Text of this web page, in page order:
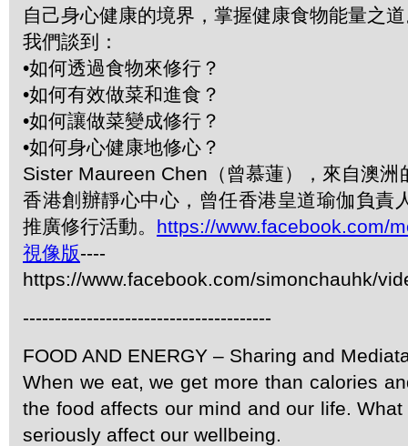
自己身心健康的境界，掌握健康食物能量之
我們談到：
•如何透過食物來修行？
•如何有效做菜和進食？
•如何讓做菜變成修行？
•如何身心健康地修心？
Sister Maureen Chen（曾慕蓮），來自澳洲
香港創辦靜心中心，曾任香港皇道瑜伽負責
推廣修行活動。 https://www.facebook.com/
視像版----
https://www.facebook.com/simonchauhk/
---------------------------------------
FOOD AND ENERGY – Sharing and
When we eat, we get more than calories
the food affects our mind and our life.
seriously affect our wellbeing.